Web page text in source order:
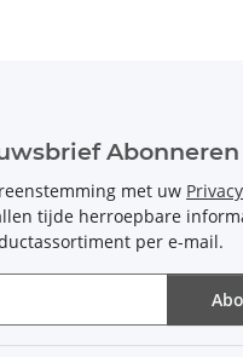
Abonneren
met uw
tijde herroepbare
per e-mail.